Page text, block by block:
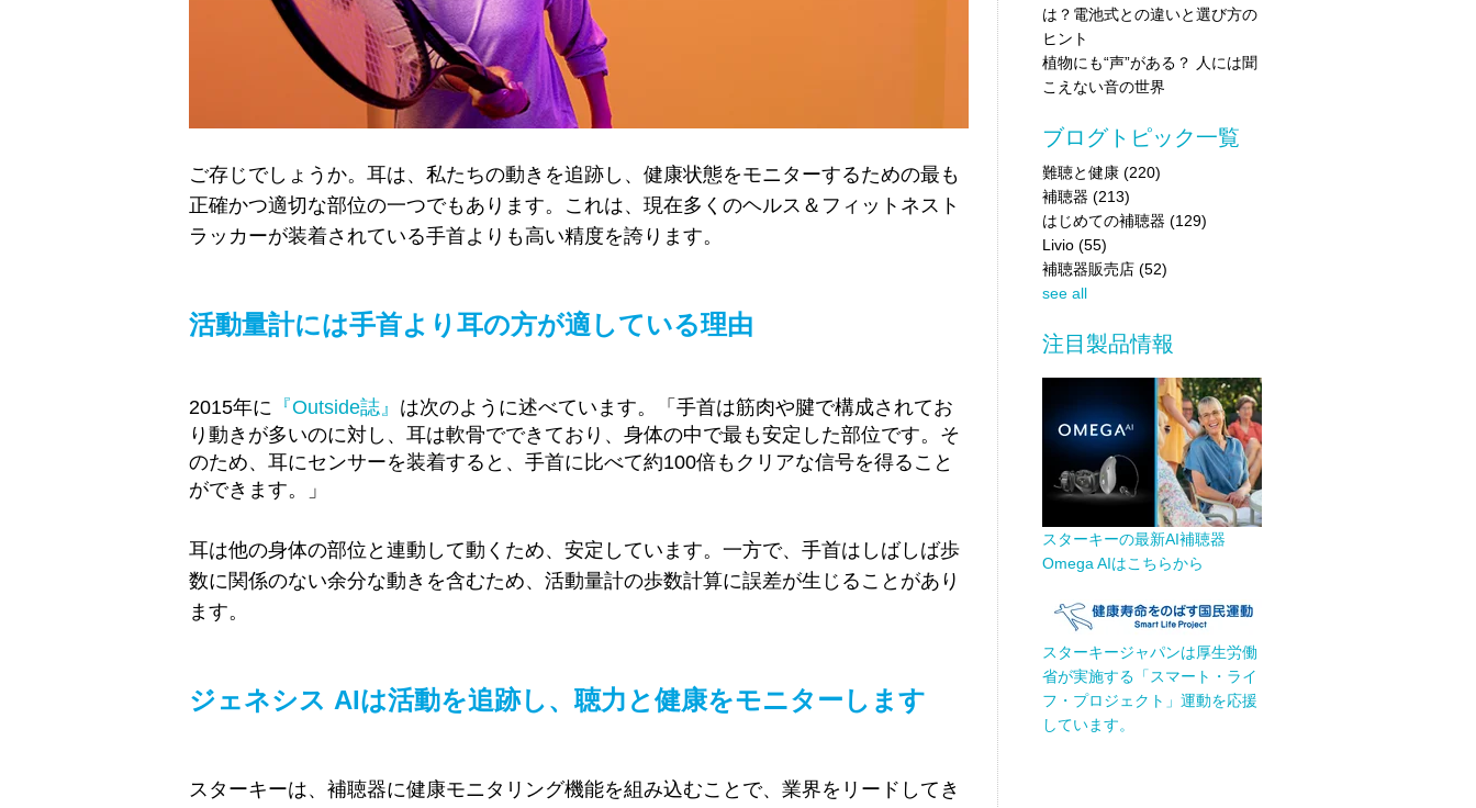
ご存じでしょうか。耳は、私たちの動きを追跡し、健康状態をモニターするための最も
正確かつ適切な部位の一つでもあります。これは、現在多くのヘルス＆フィットネスト
ラッカーが装着されている手首よりも高い精度を誇ります。
活動量計には手首より耳の方が適している理由
2015年に 『Outside誌』 は次のように述べています。「手首は筋肉や腱で構成されてお
り動きが多いのに対し、耳は軟骨でできており、身体の中で最も安定した部位です。そ
のため、耳にセンサーを装着すると、手首に比べて約100倍もクリアな信号を得ること
ができます。」
耳は他の身体の部位と連動して動くため、安定しています。一方で、手首はしばしば歩
数に関係のない余分な動きを含むため、活動量計の歩数計算に誤差が生じることがあり
ます。
ジェネシス AIは活動を追跡し、聴力と健康をモニターします
スターキーは、補聴器に健康モニタリング機能を組み込むことで、業界をリードしてき
は？電池式との違いと選び方の
ヒント
植物にも“声”がある？ 人には聞
こえない音の世界
ブログトピック一覧
難聴と健康 (220)
補聴器 (213)
はじめての補聴器 (129)
Livio (55)
補聴器販売店 (52)
see all
注目製品情報
スターキーの最新AI補聴器
Omega AIはこちらから
スターキージャパンは厚生労働
省が実施する「スマート・ライ
フ・プロジェクト」運動を応援
しています。